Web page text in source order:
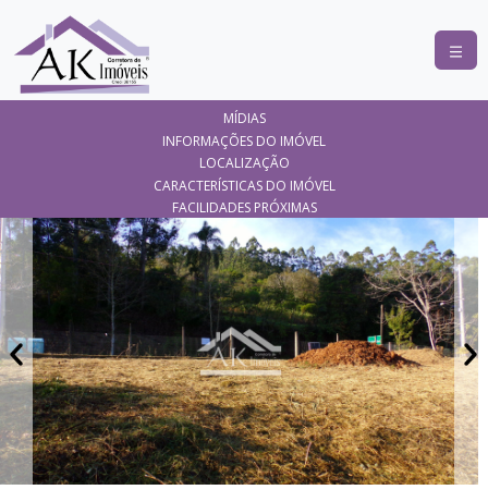
COMPRAR
LANÇAMENTOS
ANUNCIE
SEU
IMÓVEL
CONTATO
MÍDIAS
INFORMAÇÕES DO IMÓVEL
LOCALIZAÇÃO
CARACTERÍSTICAS DO IMÓVEL
FACILIDADES PRÓXIMAS